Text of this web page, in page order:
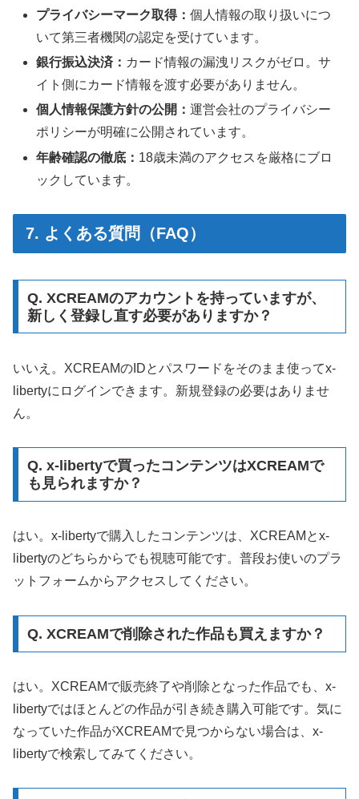
プライバシーマーク取得：個人情報の取り扱いにつ
いて第三者機関の認定を受けています。
銀行振込決済： カード情報の漏洩リスクがゼロ。サ
イト側にカード情報を渡す必要がありません。
個人情報保護方針の公開：運営会社のプライバシー
ポリシーが明確に公開されています。
年齢確認の徹底： 18歳未満のアクセスを厳格にブロ
ックしています。
7. よくある質問（FAQ）
Q. XCREAMのアカウントを持っていますが、
新しく登録し直す必要がありますか？
いいえ。XCREAMのIDとパスワードをそのまま使ってx-
libertyにログインできます。新規登録の必要はありませ
ん。
Q. x-libertyで買ったコンテンツはXCREAMで
も見られますか？
はい。x-libertyで購入したコンテンツは、XCREAMとx-
libertyのどちらからでも視聴可能です。普段お使いのプラ
ットフォームからアクセスしてください。
Q. XCREAMで削除された作品も買えますか？
はい。XCREAMで販売終了や削除となった作品でも、x-
libertyではほとんどの作品が引き続き購入可能です。気に
なっていた作品がXCREAMで見つからない場合は、x-
libertyで検索してみてください。